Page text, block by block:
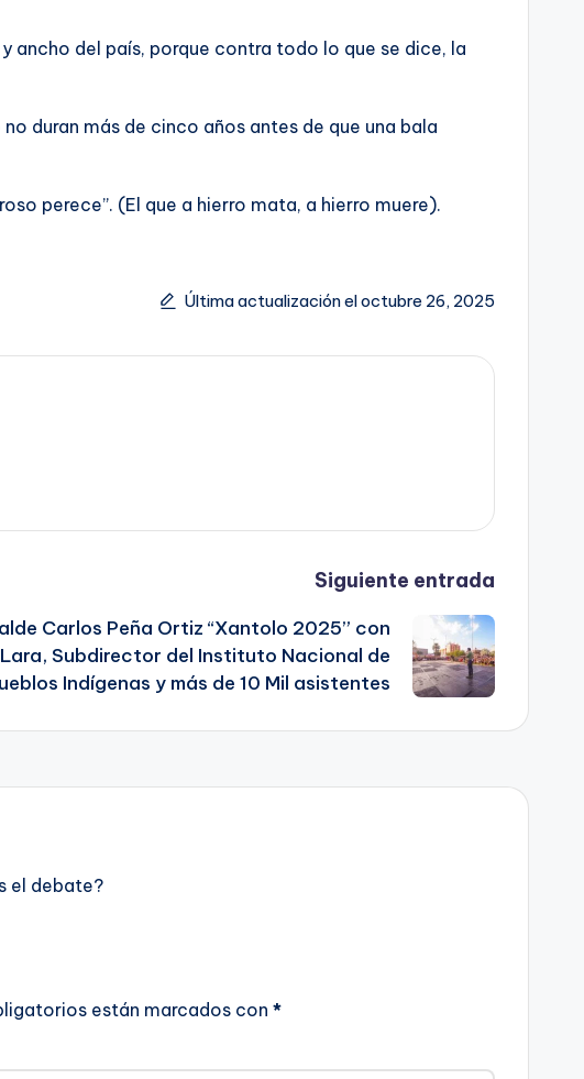
ancho del país, porque contra todo lo que se dice, la
duran más de cinco años antes de que una bala
perece”. (El que a hierro mata, a hierro muere).
Última actualización el octubre 26, 2025
Siguiente entrada
Carlos Peña Ortiz “Xantolo 2025” con
Subdirector del Instituto Nacional de
Indígenas y más de 10 Mil asistentes
el debate?
están marcados con *